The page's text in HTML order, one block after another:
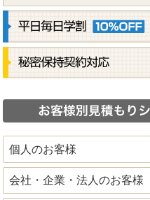
個人のお客様
会社・企業・法人のお客様